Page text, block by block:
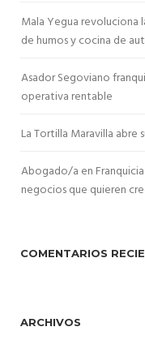
Mala Yegua revoluciona
de humos y cocina de
Asador Segoviano
operativa rentable
La Tortilla Maravilla abre
Abogado/a en
negocios que quieren
COMENTARIOS
ARCHIVOS